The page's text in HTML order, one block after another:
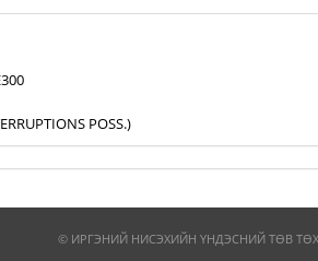
POSS.)
© ИРГЭНИЙ НИСЭХИЙН ҮНДЭСНИЙ ТӨВ